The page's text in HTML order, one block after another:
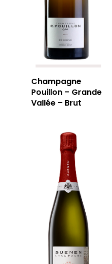
Champagne
Pouillon – Grande
Vallée – Brut